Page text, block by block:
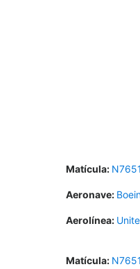
Matícula:
Aeronave:
Aerolínea:
Matícula: